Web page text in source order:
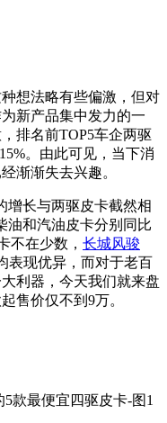
想法略有些偏激，但对
新产品集中发力的一
排名前TOP5车企两驱
。由此可见，当下消
渐渐失去兴趣。
增长与两驱皮卡截然相
油和汽油皮卡分别同比
不在少数， 长城风骏
表现优异，而对于老百
利器，今天我们就来盘
售价仅不到9万。